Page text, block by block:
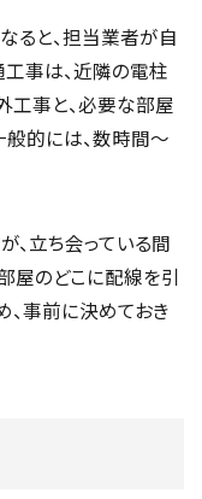
ると、担当業者が自
事は、近隣の電柱
工事と、必要な部屋
的には、数時間〜
立ち会っている間
屋のどこに配線を引
事前に決めておき